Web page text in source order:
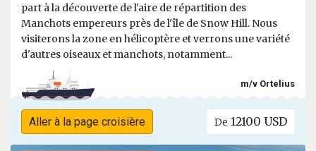
part à la découverte de l'aire de répartition des
Manchots empereurs près de l'île de Snow Hill. Nous
visiterons la zone en hélicoptère et verrons une variété
d'autres oiseaux et manchots, notamment...
m/v Ortelius
Aller à la page croisière De 12100 USD